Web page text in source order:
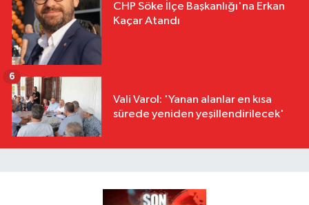
CHP Söke İlçe Başkanlığı'na Erkan
Kaçar Atandı
Vali Varol: 'Yanan alanlar en kısa
sürede yeniden yeşillendirilecek'
6